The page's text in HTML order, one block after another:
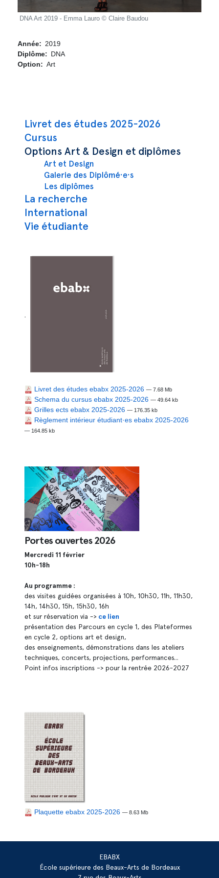
Navigation principale
Livret des études 2025-2026
Cursus
Options Art & Design et diplômes
Art et Design
Galerie des Diplômé·e·s
Les diplômes
La recherche
International
Vie étudiante
.
Livret des études ebabx 2025-2026 — 7.68 Mb
Schema du cursus ebabx 2025-2026 — 49.64 kb
Grilles ects ebabx 2025-2026 — 176.35 kb
Règlement intérieur étudiant·es ebabx 2025-2026
— 164.85 kb
Portes ouvertes 2026
Mercredi 11 février
10h-18h
Au programme :
des visites guidées organisées à 10h, 10h30, 11h, 11h30,
14h, 14h30, 15h, 15h30, 16h
et sur réservation via -> ce lien
présentation des Parcours en cycle 1, des Plateformes
en cycle 2, options art et design,
des enseignements, démonstrations dans les ateliers
techniques, concerts, projections, performances...
Point infos inscriptions -> pour la rentrée 2026-2027
Plaquette ebabx 2025-2026 — 8.63 Mb
DNA Art 2019 - Emma Lauro © Claire Baudou
Année
2019
Diplôme
DNA
Option
Art
EBABX
École supérieure des Beaux-Arts de Bordeaux